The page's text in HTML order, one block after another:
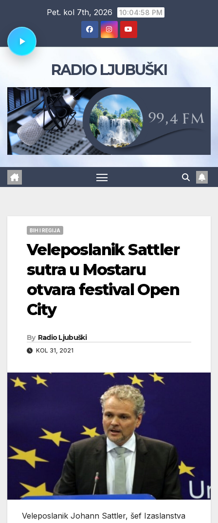
content
Pet. kol 7th, 2026 10:04:58 PM
RADIO LJUBUŠKI
BIH I REGIJA
Veleposlanik Sattler
sutra u Mostaru
otvara festival Open
City
By Radio Ljubuški
KOL 31, 2021
Veleposlanik Johann Sattler, šef Izaslanstva